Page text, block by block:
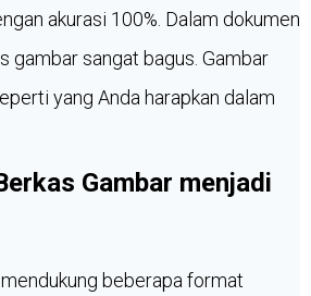
akurasi 100%. Dalam dokumen
gambar sangat bagus. Gambar
yang Anda harapkan dalam
Gambar menjadi
beberapa format